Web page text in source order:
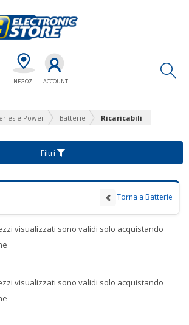
NEGOZI ACCOUNT
e Power Batterie Ricaricabili
Filtri
Torna a Batterie
visualizzati sono validi solo acquistando
visualizzati sono validi solo acquistando